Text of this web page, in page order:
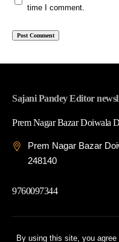
By using this site, you agree
time I comment.
Sajani Pandey Editor
Prem Nagar Bazar Doiwala
Prem Nagar Bazar
248140
9760097344